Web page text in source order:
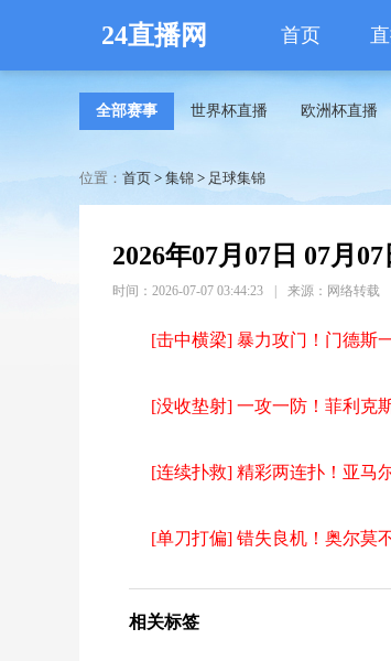
24直播网 首页
全部赛事 世界杯直播 欧洲杯直播
位置： 首页 > 集锦 > 足球集锦
2026年07月07日 07月
时间：2026-07-07 03:44:23 来源：网络转载
[击中横梁] 暴力攻门！门德斯
[没收垫射] 一攻一防！菲利克
[连续扑救] 精彩两连扑！亚马
[单刀打偏] 错失良机！奥尔莫
相关标签